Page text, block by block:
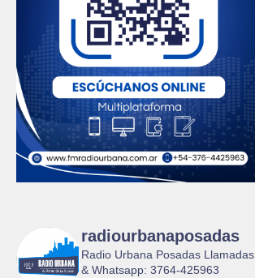
radiourbanaposadas
Radio Urbana Posadas Llamadas
& Whatsapp: 3764-425963